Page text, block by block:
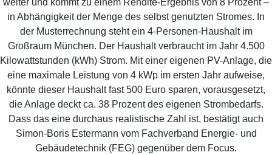
in Abhängigkeit der Menge des selbst genutzten Stromes. In
der Musterrechnung steht ein 4-Personen-Haushalt im
Großraum München. Der Haushalt verbraucht im Jahr 4.500
Kilowattstunden (kWh) Strom. Mit einer eigenen PV-Anlage, die
eine maximale Leistung von 4 kWp im ersten Jahr aufweise,
könnte dieser Haushalt fast 500 Euro sparen, vorausgesetzt,
die Anlage deckt ca. 38 Prozent des eigenen Strombedarfs.
Dass das eine durchaus realistische Zahl ist, bestätigt auch
Simon-Boris Estermann vom Fachverband Energie- und
Gebäudetechnik (FEG) gegenüber dem Focus.